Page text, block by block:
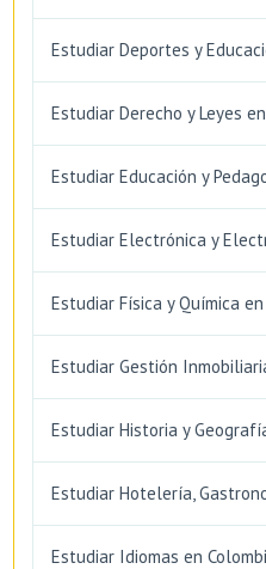
Estudiar Deportes y
Estudiar Derecho y Leyes
Estudiar Educación y
Estudiar Electrónica y
Estudiar Física y Química
Estudiar Gestión
Estudiar Historia y
Estudiar Hotelería,
Estudiar Idiomas en